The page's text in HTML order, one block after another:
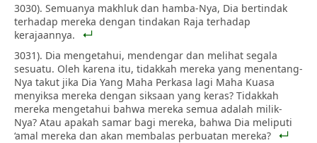
3030). Semuanya makhluk dan hamba-Nya, Dia bertindak
terhadap mereka dengan tindakan Raja terhadap
kerajaannya.
3031). Dia mengetahui, mendengar dan melihat segala
sesuatu. Oleh karena itu, tidakkah mereka yang menentang-
Nya takut jika Dia Yang Maha Perkasa lagi Maha Kuasa
menyiksa mereka dengan siksaan yang keras? Tidakkah
mereka mengetahui bahwa mereka semua adalah milik-
Nya? Atau apakah samar bagi mereka, bahwa Dia meliputi
‘amal mereka dan akan membalas perbuatan mereka?